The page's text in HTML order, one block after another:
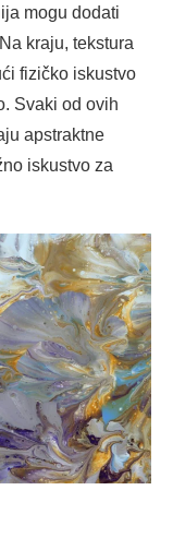
mogu dodati
kraju, tekstura
fizičko iskustvo
Svaki od ovih
apstraktne
iskustvo za